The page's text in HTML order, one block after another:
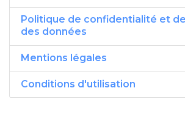
Politique de confidentialité et
des données
Mentions légales
Conditions d'utilisation